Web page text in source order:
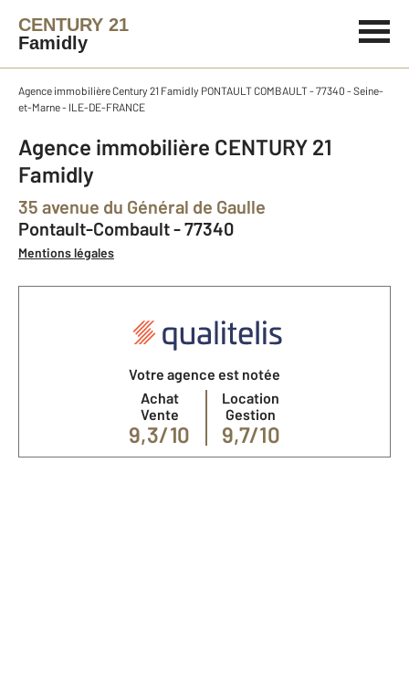
CENTURY 21
Famidly
Agence immobilière Century 21 Famidly PONTAULT COMBAULT - 77340 - Seine-
et-Marne - ILE-DE-FRANCE
Agence immobilière CENTURY 21
Famidly
35 avenue du Général de Gaulle
Pontault-Combault - 77340
Mentions légales
Votre agence est notée
Achat
Vente
9,3/10
Location
Gestion
9,7/10